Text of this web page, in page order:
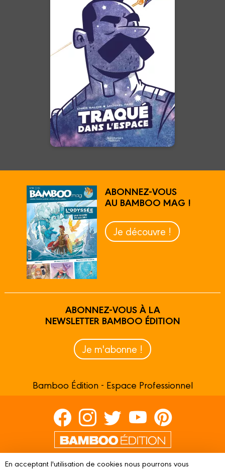
Traqué dans
l'espace
Date de parution :
04/06/2025
Il est le dernier humain de
l'univers, sa valeur est
inestimable. Que la chasse
commence !
En voir +
ABONNEZ-VOUS
AU BAMBOO MAG !
Je découvre !
ABONNEZ-VOUS À LA
NEWSLETTER BAMBOO ÉDITION
Je m'abonne !
Bamboo Édition - Espace Professionnel
Contactez-nous
En acceptant l'utilisation de cookies nous pourrons vous